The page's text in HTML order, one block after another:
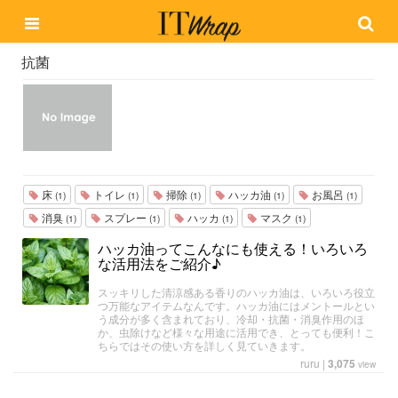
抗菌
床 (1) トイレ (1) 掃除 (1) ハッカ油 (1) お風呂 (1)
消臭 (1) スプレー (1) ハッカ (1) マスク (1)
ハッカ油ってこんなにも使える！いろいろ
な活用法をご紹介♪
スッキリした清涼感ある香りのハッカ油は、いろいろ役立
つ万能なアイテムなんです。ハッカ油にはメントールとい
う成分が多く含まれており、冷却・抗菌・消臭作用のほ
か、虫除けなど様々な用途に活用でき、とっても便利！こ
ちらではその使い方を詳しく見ていきます。
ruru | 3,075 view